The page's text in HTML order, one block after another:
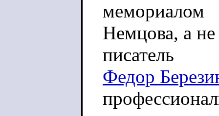
мемориалом
Немцова, а не
писатель
Федор